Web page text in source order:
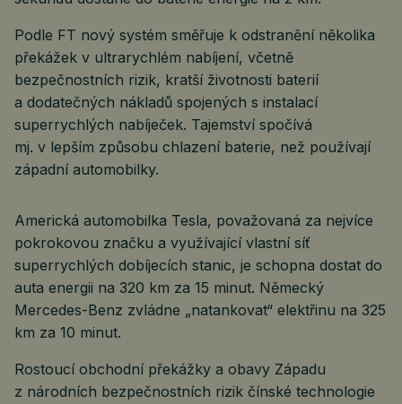
Podle FT nový systém směřuje k odstranění několika
překážek v ultrarychlém nabíjení, včetně
bezpečnostních rizik, kratší životnosti baterií
a dodatečných nákladů spojených s instalací
superrychlých nabíječek. Tajemství spočívá
mj. v lepším způsobu chlazení baterie, než používají
západní automobilky.
Americká automobilka Tesla, považovaná za nejvíce
pokrokovou značku a využívající vlastní síť
superrychlých dobíjecích stanic, je schopna dostat do
auta energii na 320 km za 15 minut. Německý
Mercedes-Benz zvládne „natankovat“ elektřinu na 325
km za 10 minut.
Rostoucí obchodní překážky a obavy Západu
z národních bezpečnostních rizik čínské technologie